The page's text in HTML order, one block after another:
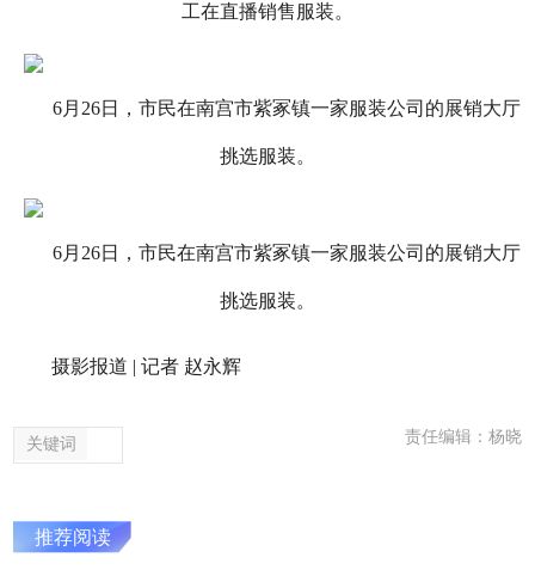
工在直播销售服装。
6月26日，市民在南宫市紫冢镇一家服装公司的展销大厅
挑选服装。
6月26日，市民在南宫市紫冢镇一家服装公司的展销大厅
挑选服装。
摄影报道 | 记者 赵永辉
关键词 责任编辑：杨晓
推荐阅读